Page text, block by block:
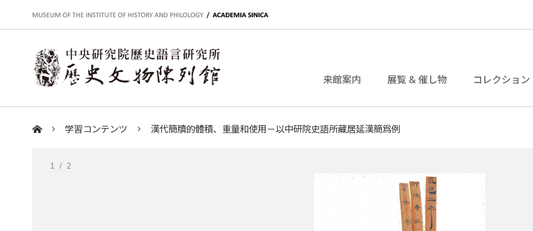
:::
来館案内 展覧 & 催し物 コレクション
学習コンテンツ 漢代簡牘的體積、重量和使用－以中研院史語所藏居延漢簡爲例
1 / 2